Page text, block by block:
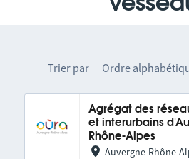
Trier par Ordre
Agrégat des
et interurbains
Rhône-Alpes
Auvergne-Rhône-